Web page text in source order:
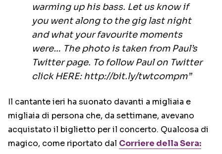
warming up his bass. Let us know if
you went along to the gig last night
and what your favourite moments
were… The photo is taken from Paul’s
Twitter page. To follow Paul on Twitter
click HERE: http://bit.ly/twtcompm”
Il cantante ieri ha suonato davanti a migliaia e
migliaia di persona che, da settimane, avevano
acquistato il biglietto per il concerto. Qualcosa di
magico, come riportato dal Corriere della Sera: